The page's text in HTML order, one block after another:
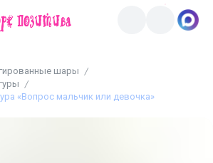
шары
«Вопрос мальчик или девочка»